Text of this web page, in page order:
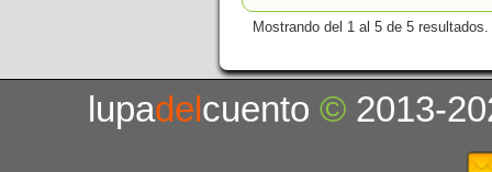
Mostrando del 1 al 5 de 5 resultados.
lupadelcuento© 2013-